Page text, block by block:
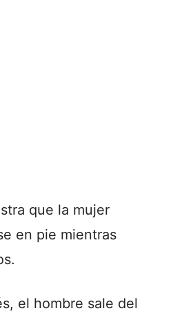
que la mujer
en pie mientras
el hombre sale del